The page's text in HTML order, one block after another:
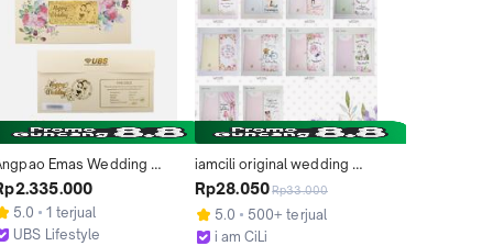
Emas Wedding
0.5 Gr
5.0
1 terjual
UBS Lifestyle
iamcili original wedding
angpao varian WE021-
Rp28.050Rp33.000
5.0
500+ terjual
i am CiLi